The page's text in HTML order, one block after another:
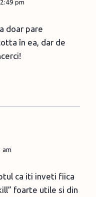
pm
doar pare
în ea, dar de
am
ca iti inveti fiica
foarte utile si din